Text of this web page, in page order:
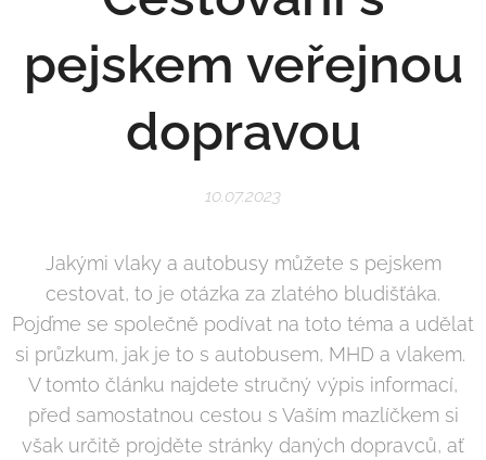
pejskem veřejnou
dopravou
10.07.2023
Jakými vlaky a autobusy můžete s pejskem
cestovat, to je otázka za zlatého bludišťáka.
Pojďme se společně podívat na toto téma a udělat
si průzkum, jak je to s autobusem, MHD a vlakem.
V tomto článku najdete stručný výpis informací,
před samostatnou cestou s Vaším mazlíčkem si
však určitě projděte stránky daných dopravců, ať